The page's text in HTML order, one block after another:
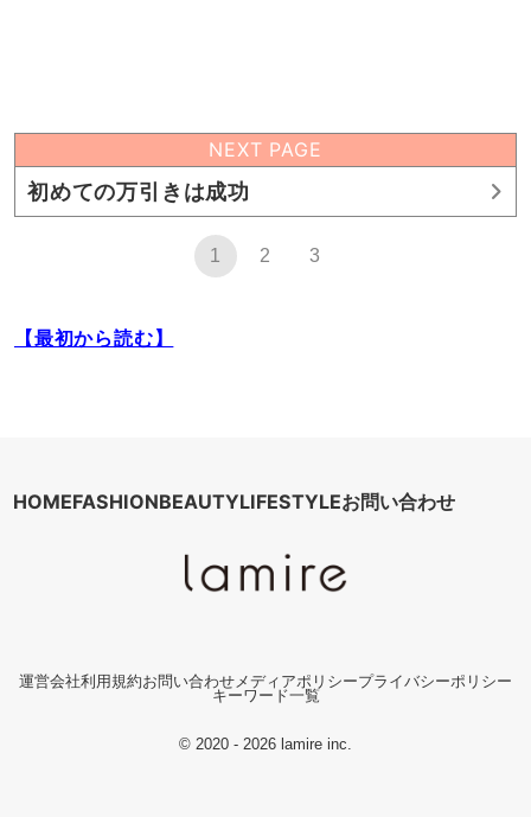
NEXT PAGE
初めての万引きは成功
1 2 3
【最初から読む】
HOMEFASHIONBEAUTYLIFESTYLEお問い合わせ
運営会社利用規約お問い合わせ メディアポリシープライバシーポリシー
キーワード一覧
© 2020 - 2026 lamire inc.